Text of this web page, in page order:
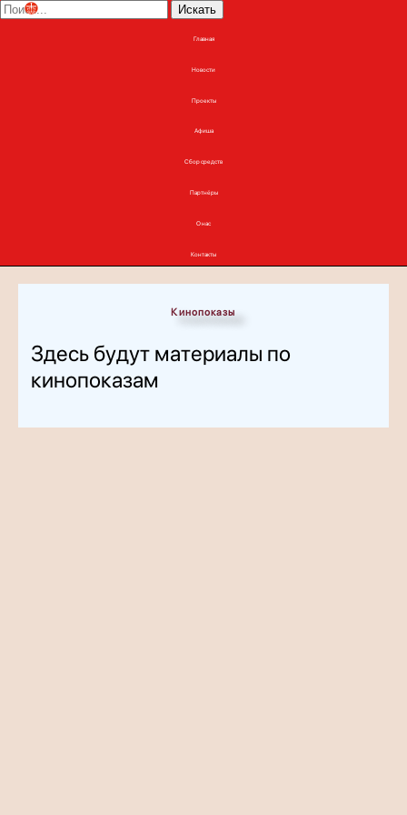
Искать
Главная
Новости
Проекты
Афиша
Сбор средств
Партнёры
О нас
Контакты
Кинопоказы
Здесь будут материалы по
кинопоказам